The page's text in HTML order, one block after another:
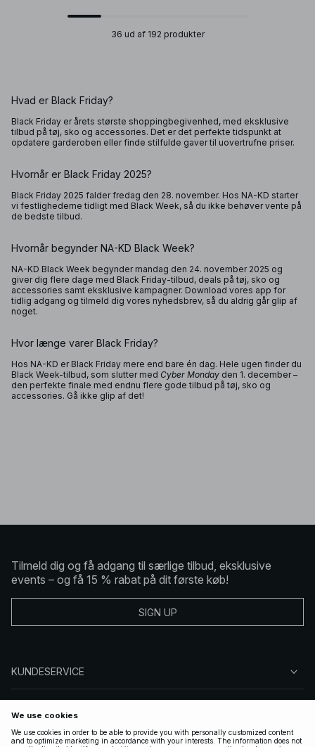
36 ud af 192 produkter
Hvad er Black Friday?
Black Friday er årets største shoppingbegivenhed, med eksklusive
tilbud på tøj, sko og accessories. Det er det perfekte tidspunkt at
opdatere garderoben eller finde stilfulde gaver til uovertrufne priser.
Hvornår er Black Friday 2025?
Black Friday 2025 falder fredag den 28. november. Hos NA-KD starter
vi festlighederne tidligt med Black Week, så du ikke behøver vente på
de bedste tilbud.
Hvornår begynder NA-KD Black Week?
NA-KD Black Week begynder mandag den 24. november 2025 og
giver dig flere dage med Black Friday-tilbud, deals på tøj, sko og
accessories samt eksklusive kampagner. Download vores app for
tidlig adgang og tilmeld dig vores nyhedsbrev, så du aldrig går glip af
noget.
Hvor længe varer Black Friday?
Hos NA-KD er Black Friday mere end bare én dag. Hele ugen finder du
Black Week-tilbud, som slutter med Cyber Monday den 1. december –
den perfekte finale med endnu flere gode tilbud på tøj, sko og
accessories. Gå ikke glip af det!
Tilmeld dig og få adgang til særlige tilbud, eksklusive
events – og få 15 % rabat på dit første køb!
SIGN UP
KUNDESERVICE
FØLG OS